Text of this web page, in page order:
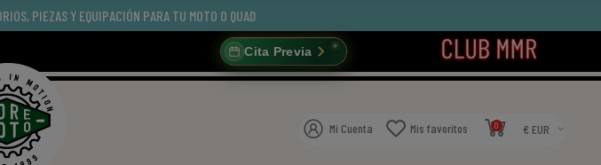
PIEZAS Y EQUIPACIÓN PARA TU MOTO O QUAD
Cita Previa
Mi Cuenta Mis favoritos 0 € EUR